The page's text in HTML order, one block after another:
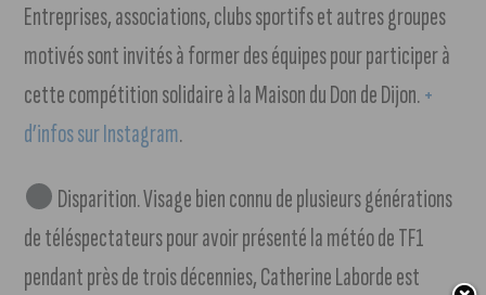
Entreprises, associations, clubs sportifs et autres groupes
motivés sont invités à former des équipes pour participer à
cette compétition solidaire à la Maison du Don de Dijon.+
d’infos sur Instagram.
Disparition. Visage bien connu de plusieurs générations
de téléspectateurs pour avoir présenté la météo de TF1
pendant près de trois décennies, Catherine Laborde est